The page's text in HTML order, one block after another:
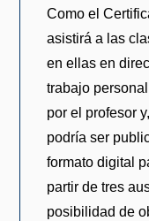
Como el
asistirá a las
en ellas en
trabajo
por el profesor
podría ser
formato digital
partir de tres
posibilidad de